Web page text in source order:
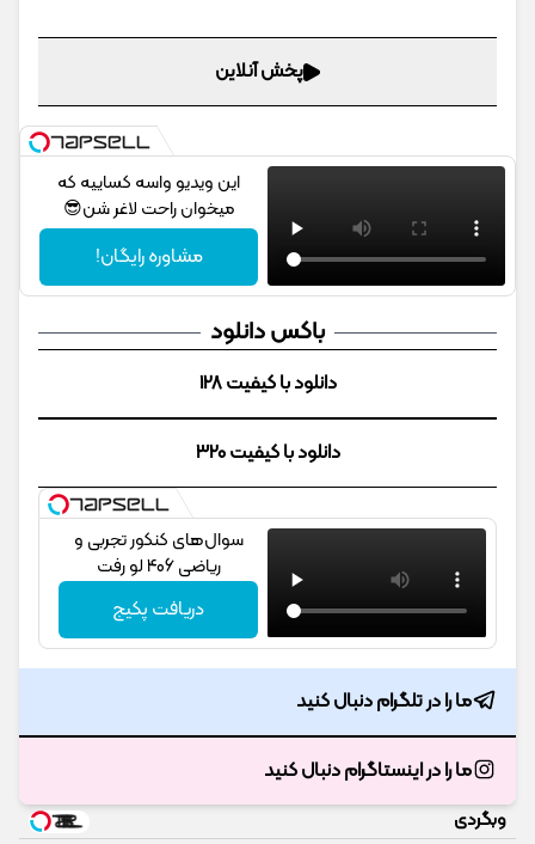
پخش آنلاین
این ویدیو واسه کساییه که
میخوان راحت لاغر شن😎
مشاوره رایگان!
باکس دانلود
دانلود با کیفیت 128
دانلود با کیفیت 320
سوال‌های کنکور تجربی و
ریاضی 406 لو رفت
دریافت پکیج
ما را در تلگرام دنبال کنید
ما را در اینستاگرام دنبال کنید
وبگردی